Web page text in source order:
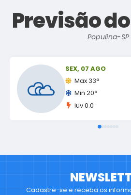
Previsão
Populina-SP
SEX 07 AGO
Max 33°
Min 20°
iuv 0.0
Cadastre-se e receba os